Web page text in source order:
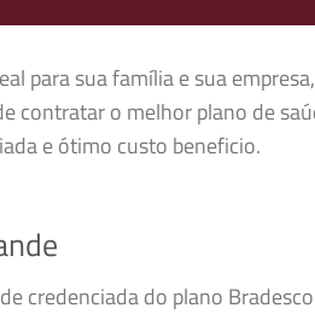
para sua família e sua
contratar o melhor plano de
e ótimo custo beneficio.
credenciada do plano